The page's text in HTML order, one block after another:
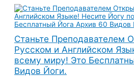
Перейти
содержимому
Станьте Преподавателем
Русском и Английском
всему миру! Это
Видов Йоги.